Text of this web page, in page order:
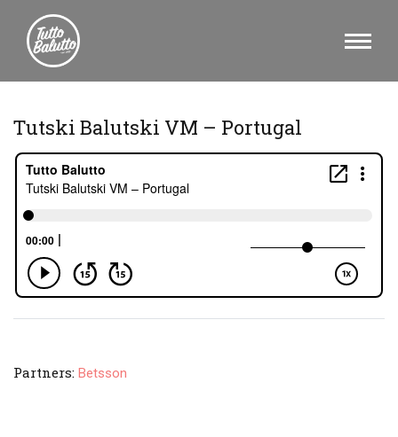
Tutski Balutski VM – Portugal
Partners: Betsson